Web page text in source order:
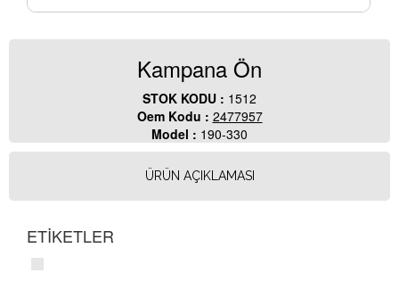
Kampana Ön
STOK KODU : 1512
Oem Kodu : 2477957
Model : 190-330
ÜRÜN AÇIKLAMASI
ETİKETLER